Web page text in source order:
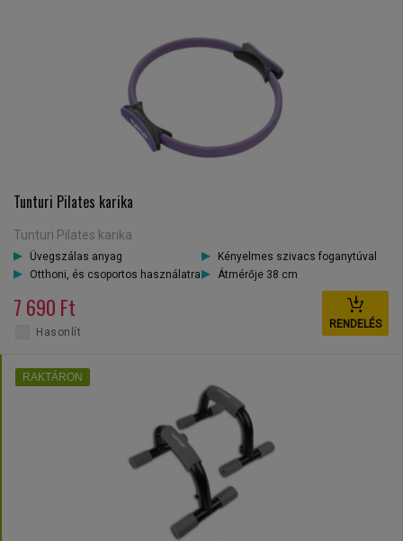
Tunturi Pilates karika
Tunturi Pilates karika
Üvegszálas anyag
Kényelmes szivacs foganytúval
Otthoni, és csoportos használatra
Átmérője 38 cm
7 690 Ft
RENDELÉS
Hasonlít
RAKTÁRON